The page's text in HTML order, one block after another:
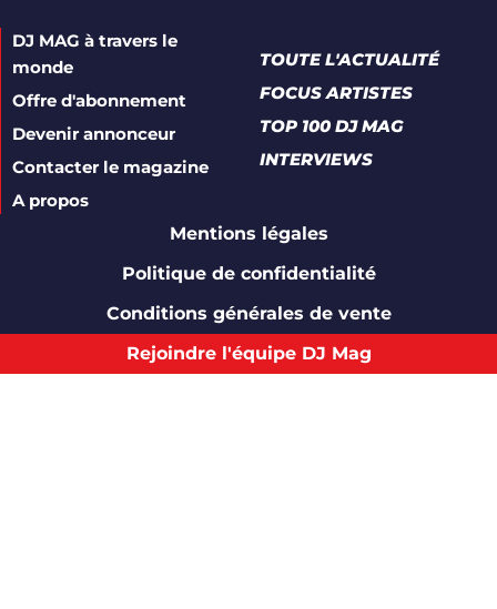
DJ MAG à travers le
monde
Offre d'abonnement
Devenir annonceur
Contacter le magazine
A propos
TOUTE L'ACTUALITÉ
FOCUS ARTISTES
TOP 100 DJ MAG
INTERVIEWS
Mentions légales
Politique de confidentialité
Conditions générales de vente
Rejoindre l'équipe DJ Mag